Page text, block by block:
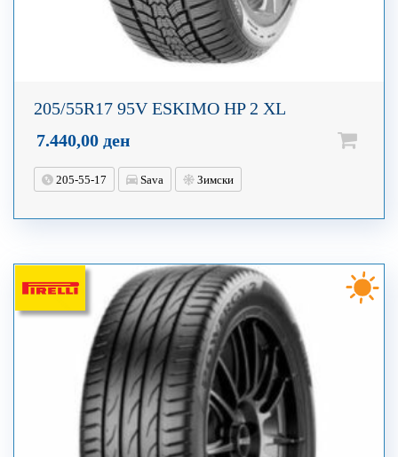
205/55R17 95V ESKIMO HP 2 XL
7.440,00 ден
205-55-17 Sava Зимски